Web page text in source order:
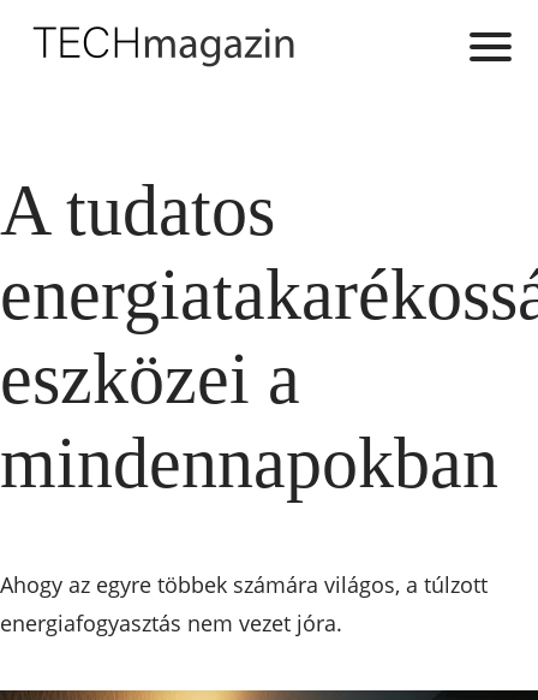
A tudatos
eszközei a
mindennapokban
Ahogy az egyre többek számára világos, a túlzott
energiafogyasztás nem vezet jóra.